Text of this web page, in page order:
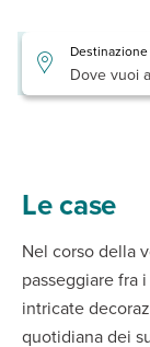
Destinazione
Dove vuoi
Le case
Nel corso della
passeggiare fra
intricate
quotidiana dei